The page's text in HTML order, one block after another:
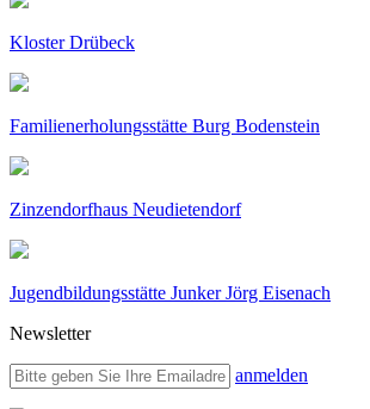
Kloster Drübeck
Familienerholungsstätte Burg Bodenstein
Zinzendorfhaus Neudietendorf
Jugendbildungsstätte Junker Jörg Eisenach
Newsletter
anmelden